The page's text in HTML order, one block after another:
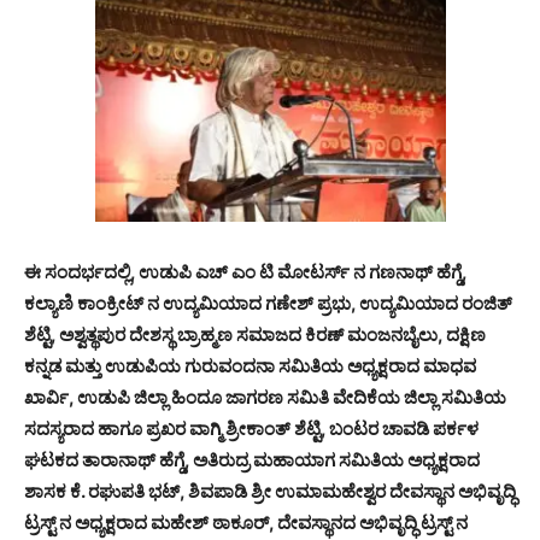
ಈ ಸಂದರ್ಭದಲ್ಲಿ, ಉಡುಪಿ ಎಚ್ ಎಂ ಟಿ ಮೋಟರ್ಸ್ ನ ಗಣನಾಥ್ ಹೆಗ್ಡೆ,
ಕಲ್ಯಾಣಿ ಕಾಂಕ್ರೀಟ್ ನ ಉದ್ಯಮಿಯಾದ ಗಣೇಶ್ ಪ್ರಭು, ಉದ್ಯಮಿಯಾದ ರಂಜಿತ್
ಶೆಟ್ಟಿ, ಅಶ್ವತ್ಥಪುರ ದೇಶಸ್ಥ ಬ್ರಾಹ್ಮಣ ಸಮಾಜದ ಕಿರಣ್ ಮಂಜನಬೈಲು, ದಕ್ಷಿಣ
ಕನ್ನಡ ಮತ್ತು ಉಡುಪಿಯ ಗುರುವಂದನಾ ಸಮಿತಿಯ ಅಧ್ಯಕ್ಷರಾದ ಮಾಧವ
ಖಾರ್ವಿ, ಉಡುಪಿ ಜಿಲ್ಲಾ ಹಿಂದೂ ಜಾಗರಣ ಸಮಿತಿ ವೇದಿಕೆಯ ಜಿಲ್ಲಾ ಸಮಿತಿಯ
ಸದಸ್ಯರಾದ ಹಾಗೂ ಪ್ರಖರ ವಾಗ್ಮಿ ಶ್ರೀಕಾಂತ್ ಶೆಟ್ಟಿ, ಬಂಟರ ಚಾವಡಿ ಪರ್ಕಳ
ಘಟಕದ ತಾರಾನಾಥ್ ಹೆಗ್ಡೆ, ಅತಿರುದ್ರ ಮಹಾಯಾಗ ಸಮಿತಿಯ ಅಧ್ಯಕ್ಷರಾದ
ಶಾಸಕ ಕೆ. ರಘುಪತಿ ಭಟ್, ಶಿವಪಾಡಿ ಶ್ರೀ ಉಮಾಮಹೇಶ್ವರ ದೇವಸ್ಥಾನ ಅಭಿವೃದ್ಧಿ
ಟ್ರಸ್ಟ್ ನ ಅಧ್ಯಕ್ಷರಾದ ಮಹೇಶ್ ಠಾಕೂರ್, ದೇವಸ್ಥಾನದ ಅಭಿವೃದ್ಧಿ ಟ್ರಸ್ಟ್ ನ